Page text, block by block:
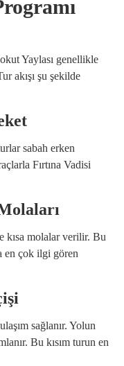
Yaylası genellikle
akışı şu şekilde
sabah erken
Fırtına Vadisi
kısa molalar verilir. Bu
en çok ilgi gören
sağlanır. Yolun
Bu kısım turun en